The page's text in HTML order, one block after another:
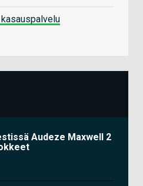
Audeze Maxwell 2